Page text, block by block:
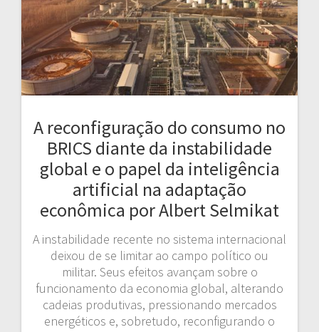
A reconfiguração do consumo no
BRICS diante da instabilidade
global e o papel da inteligência
artificial na adaptação
econômica por Albert Selmikat
A instabilidade recente no sistema internacional
deixou de se limitar ao campo político ou
militar. Seus efeitos avançam sobre o
funcionamento da economia global, alterando
cadeias produtivas, pressionando mercados
energéticos e, sobretudo, reconfigurando o